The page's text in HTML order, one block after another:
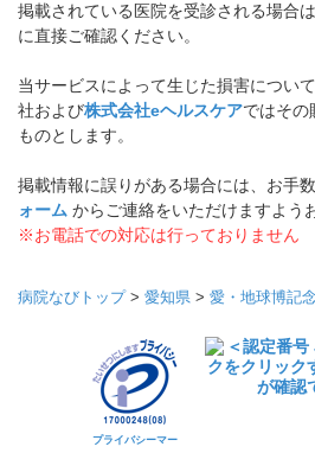
掲載されている医院を受診される場合
に直接ご確認ください。
当サービスによって生じた損害につい
社および株式会社eヘルスケアではその
ものとします。
掲載情報に誤りがある場合には、お手
ォーム からご連絡をいただけますよう
※お電話での対応は行っておりません
病院なびトップ> 愛知県 > 愛・地球博記
プライバシーマー